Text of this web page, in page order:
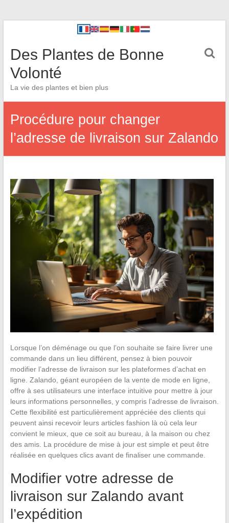
Des Plantes de Bonne
Volonté
La vie des plantes et bien plus
Procédure pour changer
l’adresse de livraison sur Zalando
Lorsque l’on déménage ou que l’on souhaite se faire livrer une
commande dans un lieu différent, pensez à bien pouvoir
modifier l’adresse de livraison sur les plateformes d’achat en
ligne. Zalando, géant européen de la vente de mode en ligne,
offre à ses utilisateurs une interface intuitive pour mettre à jour
leurs informations personnelles, y compris l’adresse de livraison.
Cette flexibilité est particulièrement appréciée des clients qui
peuvent ainsi recevoir leurs articles fashion là où cela leur
convient le mieux, que ce soit au bureau, à la maison ou chez
des amis. La procédure de mise à jour est simple et peut être
réalisée en quelques clics avant de finaliser une commande.
Modifier votre adresse de
livraison sur Zalando avant
l’expédition